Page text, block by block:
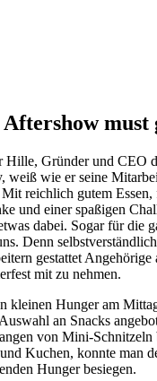
must
Hille, Gründer und CEO
weiß wie er seine
reichlich gutem Essen,
und einer spaßigen
dabei. Sogar für die
Denn
gestattet Angehörige
mit zu nehmen.
kleinen Hunger am
an Snacks
von Mini-Schnitzeln
Kuchen, konnte man
Hunger besiegen.